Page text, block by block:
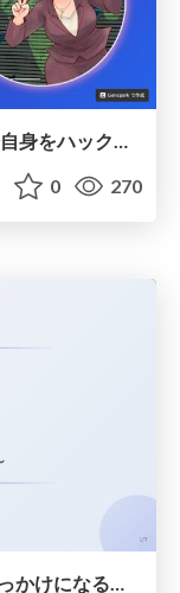
AIで自分自身 をハック！？ AIで自分自身をハック！？ VRChat VRChatで喋る「私」をで 喋る「私」を 開発した技術的 開発した技術的裏側 裏側 癒色えもが贈る、AI デジタルツイン 開発奮闘記！ #エンジニア集会LT会
0 270